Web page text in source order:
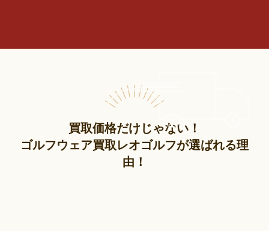
買取価格だけじゃない！
ゴルフウェア買取レオゴルフが選ばれる理
由！